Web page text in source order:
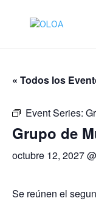
« Todos los
Event Series:
Grupo de
octubre 12, 2027
Se reúnen el